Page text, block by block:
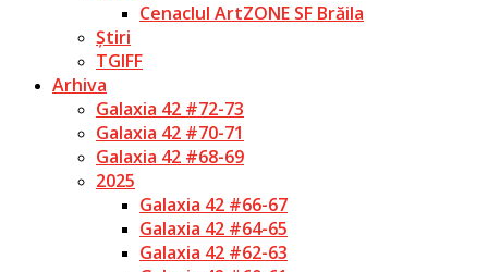
Cenaclul ArtZONE SF Brăila
Știri
TGIFF
Arhiva
Galaxia 42 #72-73
Galaxia 42 #70-71
Galaxia 42 #68-69
2025
Galaxia 42 #66-67
Galaxia 42 #64-65
Galaxia 42 #62-63